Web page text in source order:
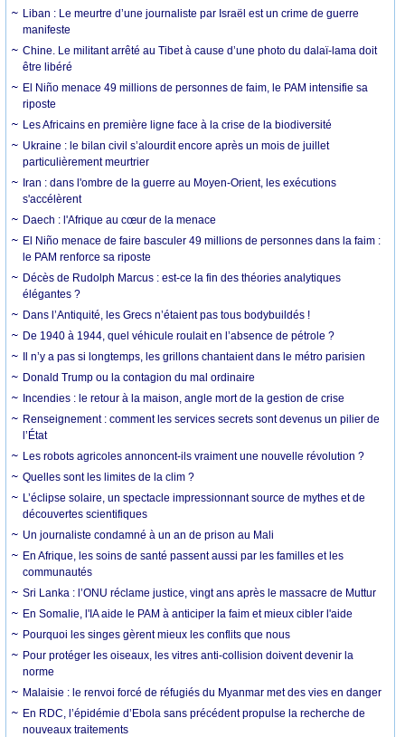
Liban : Le meurtre d’une journaliste par Israël est un crime de guerre
manifeste
Chine. Le militant arrêté au Tibet à cause d’une photo du dalaï-lama doit
être libéré
El Niño menace 49 millions de personnes de faim, le PAM intensifie sa
riposte
Les Africains en première ligne face à la crise de la biodiversité
Ukraine : le bilan civil s’alourdit encore après un mois de juillet
particulièrement meurtrier
Iran : dans l'ombre de la guerre au Moyen-Orient, les exécutions
s'accélèrent
Daech : l'Afrique au cœur de la menace
El Niño menace de faire basculer 49 millions de personnes dans la faim :
le PAM renforce sa riposte
Décès de Rudolph Marcus : est-ce la fin des théories analytiques
élégantes ?
Dans l’Antiquité, les Grecs n’étaient pas tous bodybuildés !
De 1940 à 1944, quel véhicule roulait en l’absence de pétrole ?
Il n’y a pas si longtemps, les grillons chantaient dans le métro parisien
Donald Trump ou la contagion du mal ordinaire
Incendies : le retour à la maison, angle mort de la gestion de crise
Renseignement : comment les services secrets sont devenus un pilier de
l’État
Les robots agricoles annoncent-ils vraiment une nouvelle révolution ?
Quelles sont les limites de la clim ?
L’éclipse solaire, un spectacle impressionnant source de mythes et de
découvertes scientifiques
Un journaliste condamné à un an de prison au Mali
En Afrique, les soins de santé passent aussi par les familles et les
communautés
Sri Lanka : l’ONU réclame justice, vingt ans après le massacre de Muttur
En Somalie, l'IA aide le PAM à anticiper la faim et mieux cibler l'aide
Pourquoi les singes gèrent mieux les conflits que nous
Pour protéger les oiseaux, les vitres anti-collision doivent devenir la
norme
Malaisie : le renvoi forcé de réfugiés du Myanmar met des vies en danger
En RDC, l’épidémie d’Ebola sans précédent propulse la recherche de
nouveaux traitements